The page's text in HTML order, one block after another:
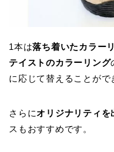
1本は落ち着いたカラー
テイストのカラーリング
に応じて替えることがで
さらにオリジナリティを
スもおすすめです。